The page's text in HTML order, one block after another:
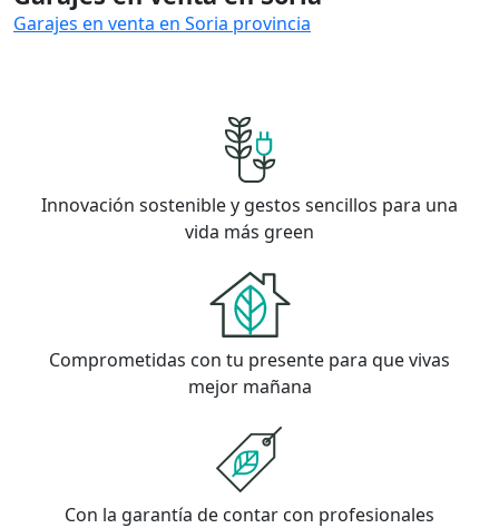
Garajes en venta en Soria provincia
Innovación sostenible y gestos sencillos para una
vida más green
Comprometidas con tu presente para que vivas
mejor mañana
Con la garantía de contar con profesionales